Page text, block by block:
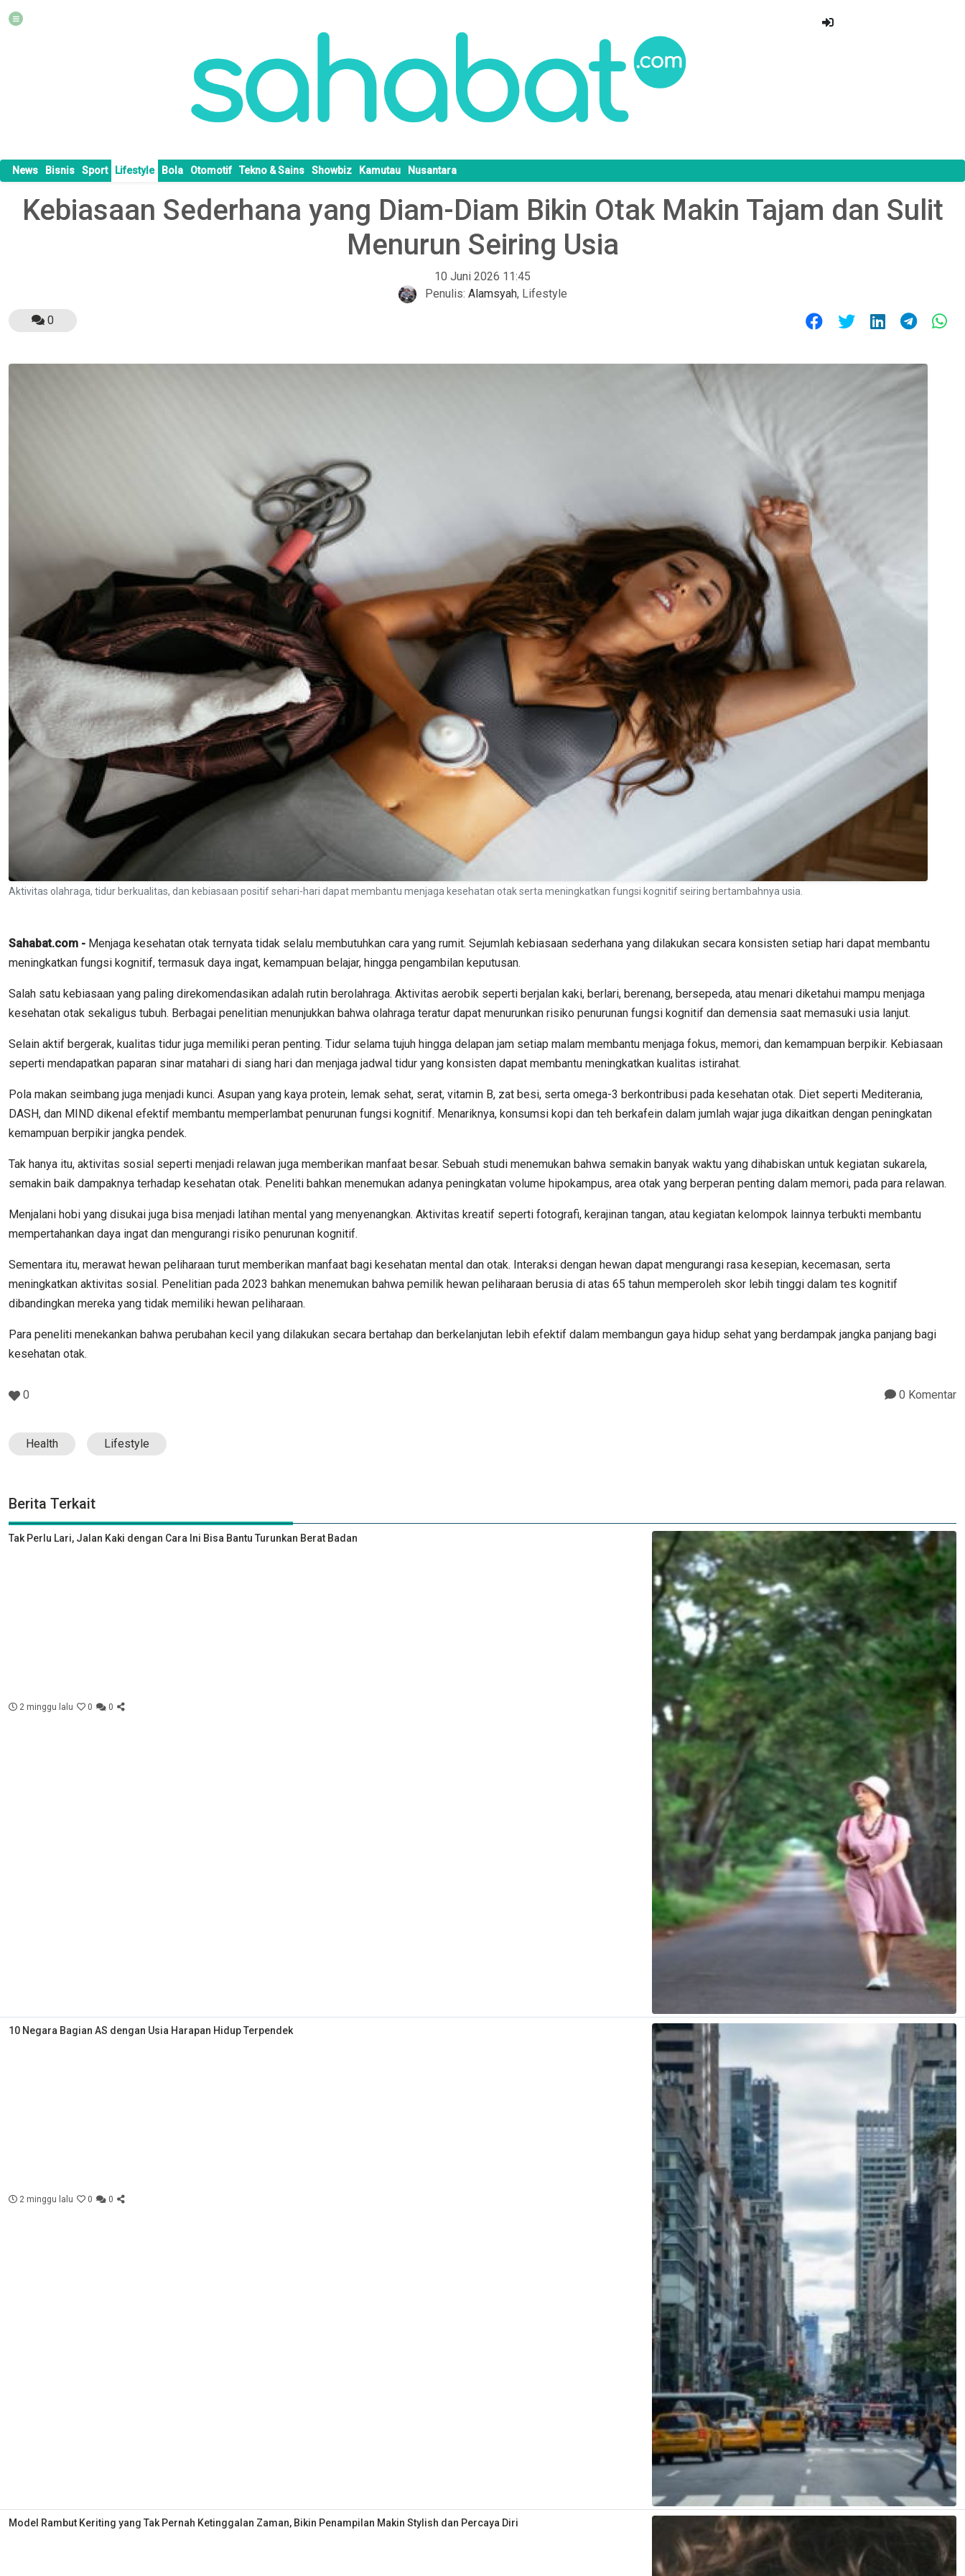
News Bisnis Sport Lifestyle Bola Otomotif Tekno & Sains Showbiz Kamutau Nusantara
Kebiasaan Sederhana yang Diam-Diam Bikin Otak Makin Tajam dan Sulit
Menurun Seiring Usia
10 Juni 2026 11:45
Penulis: Alamsyah, Lifestyle
0
Aktivitas olahraga, tidur berkualitas, dan kebiasaan positif sehari-hari dapat membantu menjaga kesehatan otak serta meningkatkan fungsi kognitif seiring bertambahnya usia.
Sahabat.com - Menjaga kesehatan otak ternyata tidak selalu membutuhkan cara yang rumit. Sejumlah kebiasaan sederhana yang dilakukan secara konsisten setiap hari dapat membantu
meningkatkan fungsi kognitif, termasuk daya ingat, kemampuan belajar, hingga pengambilan keputusan.
Salah satu kebiasaan yang paling direkomendasikan adalah rutin berolahraga. Aktivitas aerobik seperti berjalan kaki, berlari, berenang, bersepeda, atau menari diketahui mampu menjaga
kesehatan otak sekaligus tubuh. Berbagai penelitian menunjukkan bahwa olahraga teratur dapat menurunkan risiko penurunan fungsi kognitif dan demensia saat memasuki usia lanjut.
Selain aktif bergerak, kualitas tidur juga memiliki peran penting. Tidur selama tujuh hingga delapan jam setiap malam membantu menjaga fokus, memori, dan kemampuan berpikir. Kebiasaan
seperti mendapatkan paparan sinar matahari di siang hari dan menjaga jadwal tidur yang konsisten dapat membantu meningkatkan kualitas istirahat.
Pola makan seimbang juga menjadi kunci. Asupan yang kaya protein, lemak sehat, serat, vitamin B, zat besi, serta omega-3 berkontribusi pada kesehatan otak. Diet seperti Mediterania,
DASH, dan MIND dikenal efektif membantu memperlambat penurunan fungsi kognitif. Menariknya, konsumsi kopi dan teh berkafein dalam jumlah wajar juga dikaitkan dengan peningkatan
kemampuan berpikir jangka pendek.
Tak hanya itu, aktivitas sosial seperti menjadi relawan juga memberikan manfaat besar. Sebuah studi menemukan bahwa semakin banyak waktu yang dihabiskan untuk kegiatan sukarela,
semakin baik dampaknya terhadap kesehatan otak. Peneliti bahkan menemukan adanya peningkatan volume hipokampus, area otak yang berperan penting dalam memori, pada para relawan.
Menjalani hobi yang disukai juga bisa menjadi latihan mental yang menyenangkan. Aktivitas kreatif seperti fotografi, kerajinan tangan, atau kegiatan kelompok lainnya terbukti membantu
mempertahankan daya ingat dan mengurangi risiko penurunan kognitif.
Sementara itu, merawat hewan peliharaan turut memberikan manfaat bagi kesehatan mental dan otak. Interaksi dengan hewan dapat mengurangi rasa kesepian, kecemasan, serta
meningkatkan aktivitas sosial. Penelitian pada 2023 bahkan menemukan bahwa pemilik hewan peliharaan berusia di atas 65 tahun memperoleh skor lebih tinggi dalam tes kognitif
dibandingkan mereka yang tidak memiliki hewan peliharaan.
Para peneliti menekankan bahwa perubahan kecil yang dilakukan secara bertahap dan berkelanjutan lebih efektif dalam membangun gaya hidup sehat yang berdampak jangka panjang bagi
kesehatan otak.
0 0 Komentar
Health Lifestyle
Berita Terkait
Tak Perlu Lari, Jalan Kaki dengan Cara Ini Bisa Bantu Turunkan Berat Badan
2 minggu lalu 0 0
10 Negara Bagian AS dengan Usia Harapan Hidup Terpendek
2 minggu lalu 0 0
Model Rambut Keriting yang Tak Pernah Ketinggalan Zaman, Bikin Penampilan Makin Stylish dan Percaya Diri